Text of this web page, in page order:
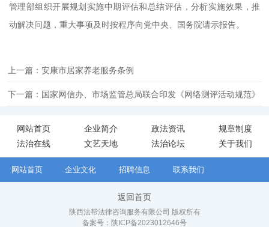
管理部组织开展规划实施中期评估和总结评估，分析实施效果，推
动解决问题，重大事项及时按程序向党中央、国务院请示报告。
上一篇：安康市居家养老服务条例
下一篇：国家网信办、市场监管总局联合印发《网络测评活动规范》
网站首页 企业简介 政法资讯
规章制度
法治在线
文艺天地 法治论坛 关于我们
网站首页 企业文化 招聘信息 联系我们
返回首页
陕西法帮法律咨询服务有限公司 版权所有
备案号： 陕ICP备2023012646号